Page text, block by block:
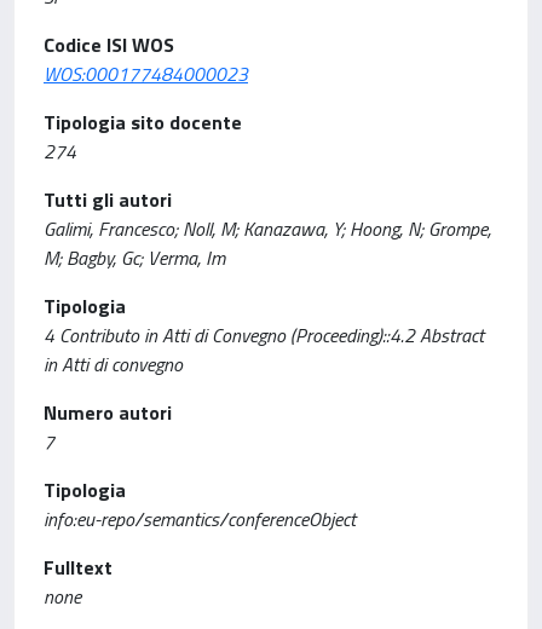
Codice ISI WOS
WOS:000177484000023
Tipologia sito docente
274
Tutti gli autori
Galimi, Francesco; Noll, M; Kanazawa, Y; Hoong, N; Grompe,
M; Bagby, Gc; Verma, Im
Tipologia
4 Contributo in Atti di Convegno (Proceeding)::4.2 Abstract
in Atti di convegno
Numero autori
7
Tipologia
info:eu-repo/semantics/conferenceObject
Fulltext
none